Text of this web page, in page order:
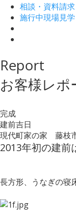
相談・資料請求
施行中現場見学
Report
お客様レポ
完成
建前吉日
現代町家の家 藤枝
2013年初の建前
長方形、うなぎの寝